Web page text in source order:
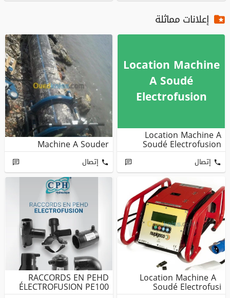
إعلانات مماثلة
Location Machine
A Soudé
Electrofusion
Location Machine A
Soudé Electrofusion
إتصال
Machine A Souder
إتصال
Location Machine A
Soudé Electrofusi
RACCORDS EN PEHD
ÉLECTROFUSION PE100